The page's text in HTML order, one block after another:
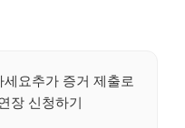
요추가 증거 제출로
장 신청하기